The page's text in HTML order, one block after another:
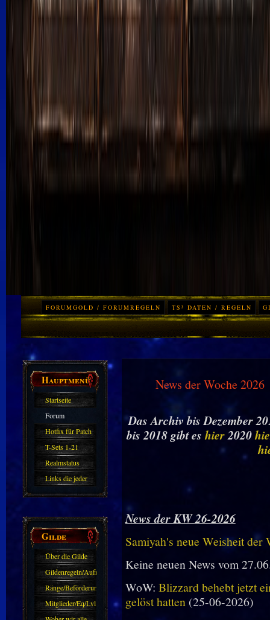
FORUMGOLD / FORUMREGELN TS³ DATEN / REGELN
Hauptmenü
Startseite
Forum
Hotfix für Patch
11.X
T-Sets 1-21
Realmstatus
Links die jeder
kennen sollte?!
Gilde
Über die Gilde
(DAW)
Gildenregeln/Aufnahme
Ränge/Beförderungen
Mitglieder/Eq/Lvl
News der Woche 2026
Das Archiv bis Dezember
bis 2018 gibt es hier2020
News der KW 26-2026
Samiyah's neue Weisheit der
Keine neuen News vom
WoW: Blizzard behebt jetzt
gelöst hatten(25-06-2026)